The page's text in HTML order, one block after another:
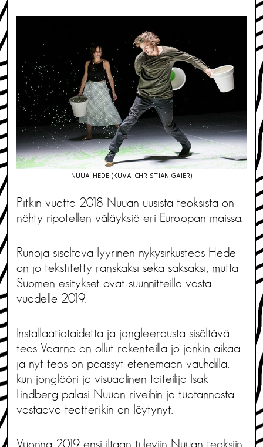
NUUA: HEDE (KUVA: CHRISTIAN GAIER)
Pitkin vuotta 2018 Nuuan uusista teoksista on
nähty ripotellen väläyksiä eri Euroopan maissa.
Runoja sisältävä lyyrinen nykysirkusteos Hede
on jo tekstitetty ranskaksi sekä saksaksi, mutta
Suomen esitykset ovat suunnitteilla vasta
vuodelle 2019.
Installaatiotaidetta ja jongleerausta sisältävä
teos Vaarna on ollut rakenteilla jo jonkin aikaa
ja nyt teos on päässyt etenemään vauhdilla,
kun jonglööri ja visuaalinen taiteilija Isak
Lindberg palasi Nuuan riveihin ja tuotannosta
vastaava teatterikin on löytynyt.
Vuonna 2019 ensi-iltaan tuleviin Nuuan teoksiin